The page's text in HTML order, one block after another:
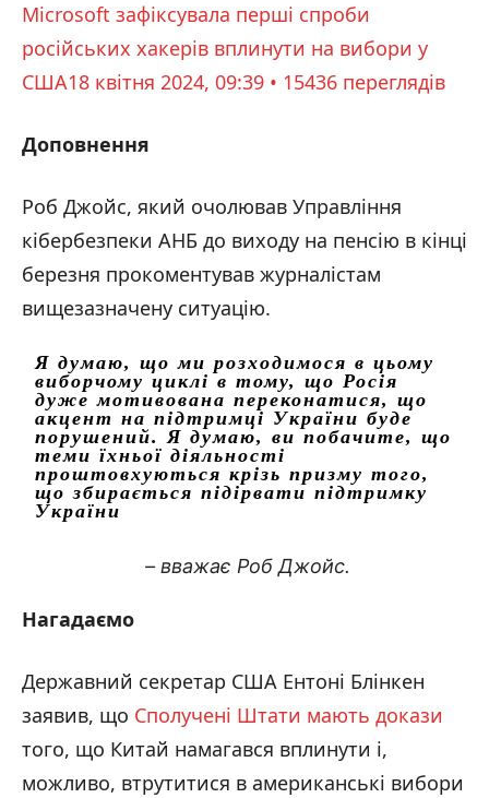
Microsoft зафіксувала перші спроби
російських хакерів вплинути на вибори у
США18 квітня 2024, 09:39 • 15436 переглядiв
Доповнення
Роб Джойс, який очолював Управління
кібербезпеки АНБ до виходу на пенсію в кінці
березня прокоментував журналістам
вищезазначену ситуацію.
Я думаю, що ми розходимося в цьому
виборчому циклі в тому, що Росія
дуже мотивована переконатися, що
акцент на підтримці України буде
порушений. Я думаю, ви побачите, що
теми їхньої діяльності
проштовхуються крізь призму того,
що збирається підірвати підтримку
України
– вважає Роб Джойс.
Нагадаємо
Державний секретар США Ентоні Блінкен
заявив, що Сполучені Штати мають докази
того, що Китай намагався вплинути і,
можливо, втрутитися в американські вибори